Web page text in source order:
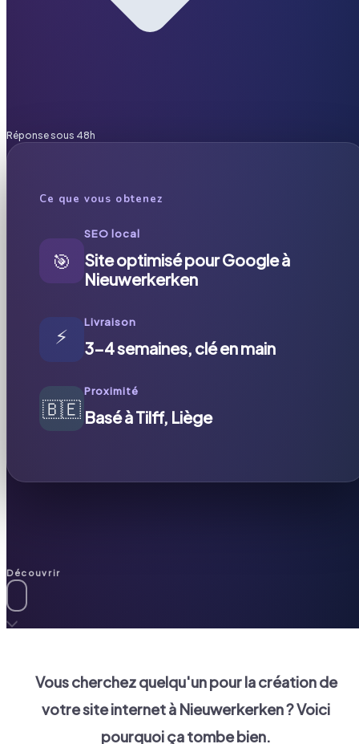
Réponse sous 48h
Ce que vous obtenez
🎯
SEO local
Site optimisé pour Google à
Nieuwerkerken
⚡
Livraison
3-4 semaines, clé en main
🇧🇪
Proximité
Basé à Tilff, Liège
Découvrir
Vous cherchez quelqu'un pour la création de
votre site internet à Nieuwerkerken? Voici
pourquoi ça tombe bien.